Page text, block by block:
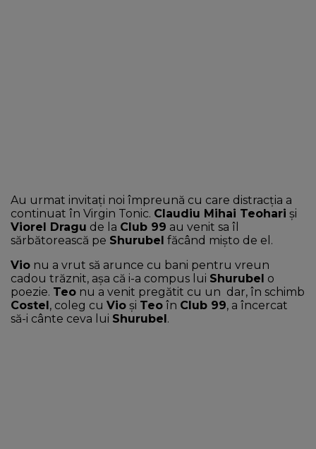
Au urmat invitaţi noi împreună cu care distracţia a
continuat în Virgin Tonic. Claudiu Mihai Teohari şi
Viorel Dragu de la Club 99 au venit sa îl
sărbătorească pe Shurubel făcând mişto de el.
Vio nu a vrut să arunce cu bani pentru vreun
cadou trăznit, aşa că i-a compus lui Shurubel o
poezie. Teo nu a venit pregătit cu un dar, în schimb
Costel, coleg cu Vio şi Teo în Club 99, a încercat
să-i cânte ceva lui Shurubel.